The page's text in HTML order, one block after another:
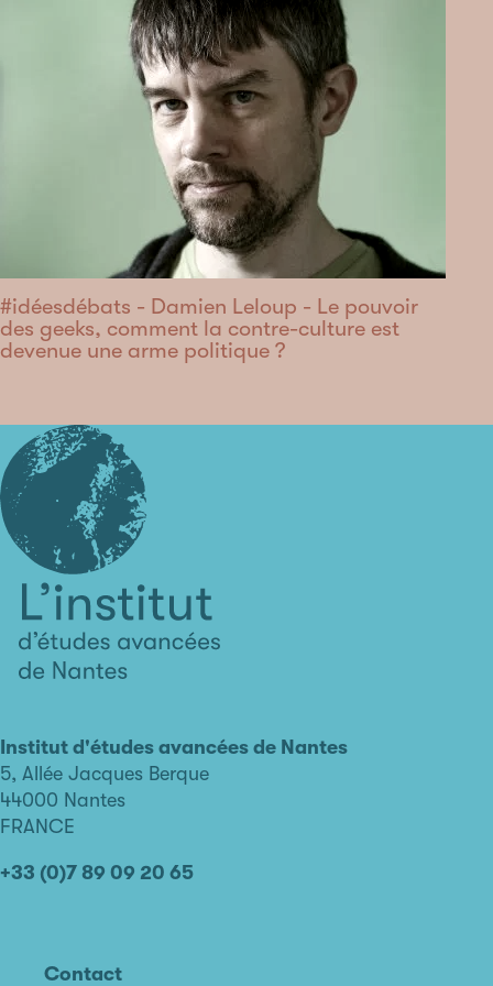
#idéesdébats - Damien Leloup - Le pouvoir
des geeks, comment la contre-culture est
devenue une arme politique ?
avancées
de
Nantes
Institut d'études avancées de Nantes
5, Allée Jacques Berque
44000 Nantes
FRANCE
+33 (0)7 89 09 20 65
Contact